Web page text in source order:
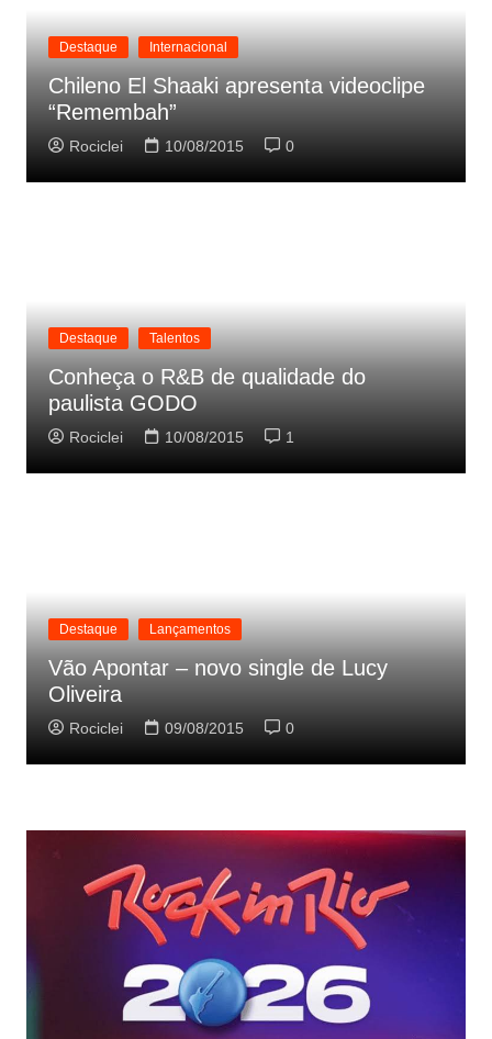
Destaque Internacional
Chileno El Shaaki apresenta videoclipe
“Remembah”
Rociclei 10/08/2015 0
Destaque Talentos
Conheça o R&B de qualidade do
paulista GODO
Rociclei 10/08/2015 1
Destaque Lançamentos
Vão Apontar – novo single de Lucy
Oliveira
Rociclei 09/08/2015 0